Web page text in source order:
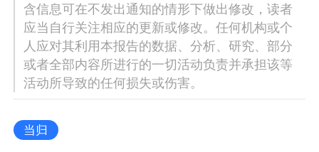
含信息可在不发出通知的情形下做出修改，读者
应当自行关注相应的更新或修改。任何机构或个
人应对其利用本报告的数据、分析、研究、部分
或者全部内容所进行的一切活动负责并承担该等
活动所导致的任何损失或伤害。
当归